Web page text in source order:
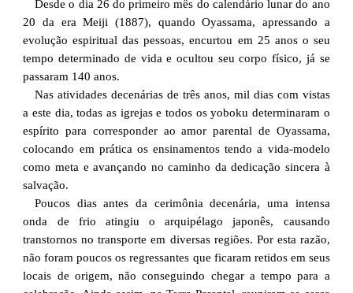
Desde o dia 26 do primeiro mês do calendário lunar do ano
20 da era Meiji (1887), quando Oyassama, apressando a
evolução espiritual das pessoas, encurtou em 25 anos o seu
tempo determinado de vida e ocultou seu corpo físico, já se
passaram 140 anos.
Nas atividades decenárias de três anos, mil dias com vistas
a este dia, todas as igrejas e todos os yoboku determinaram o
espírito para corresponder ao amor parental de Oyassama,
colocando em prática os ensinamentos tendo a vida-modelo
como meta e avançando no caminho da dedicação sincera à
salvação.
Poucos dias antes da cerimônia decenária, uma intensa
onda de frio atingiu o arquipélago japonês, causando
transtornos no transporte em diversas regiões. Por esta razão,
não foram poucos os regressantes que ficaram retidos em seus
locais de origem, não conseguindo chegar a tempo para a